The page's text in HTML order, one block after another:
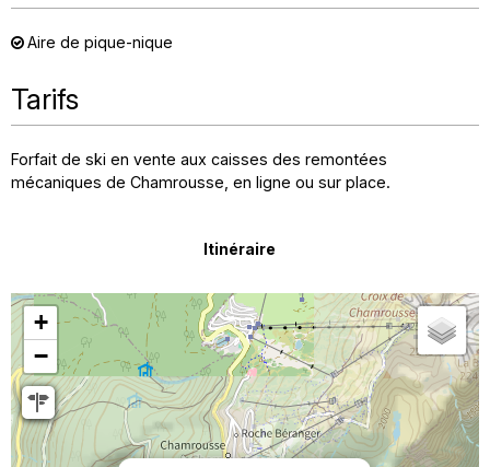
Aire de pique-nique
Tarifs
Forfait de ski en vente aux caisses des remontées
mécaniques de Chamrousse, en ligne ou sur place.
Itinéraire
+
−